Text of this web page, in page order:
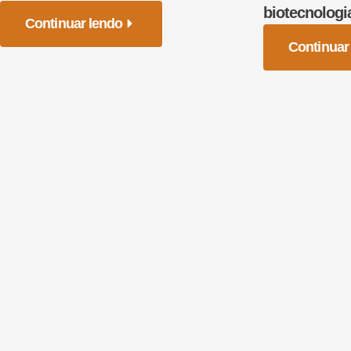
Continuar lendo